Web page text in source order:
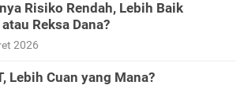
Risiko Rendah, Lebih Baik
Reksa Dana?
2026
Lebih Cuan yang Mana?